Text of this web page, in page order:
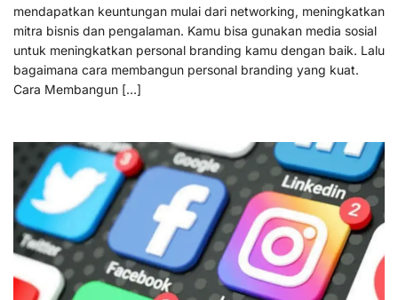
mendapatkan keuntungan mulai dari networking, meningkatkan
mitra bisnis dan pengalaman. Kamu bisa gunakan media sosial
untuk meningkatkan personal branding kamu dengan baik. Lalu
bagaimana cara membangun personal branding yang kuat.
Cara Membangun […]